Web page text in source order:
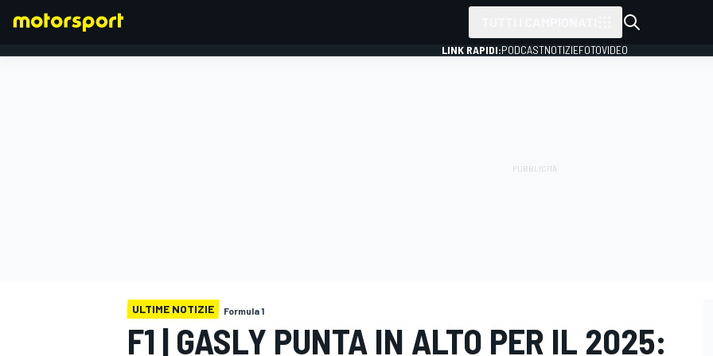
LINK RAPIDI:PODCASTNOTIZIEFOTOVIDEO
ULTIME NOTIZIE Formula 1
F1 | GASLY PUNTA IN ALTO PER IL 2025: